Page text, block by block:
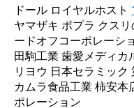
ドール ロイヤルホスト
ヤマザキ ポプラ クス
ードオフコーポレーシ
田駒工業 歯愛メディカ
リヨウ 日本セラミック
カムラ食品工業 柿安本
ポレーション